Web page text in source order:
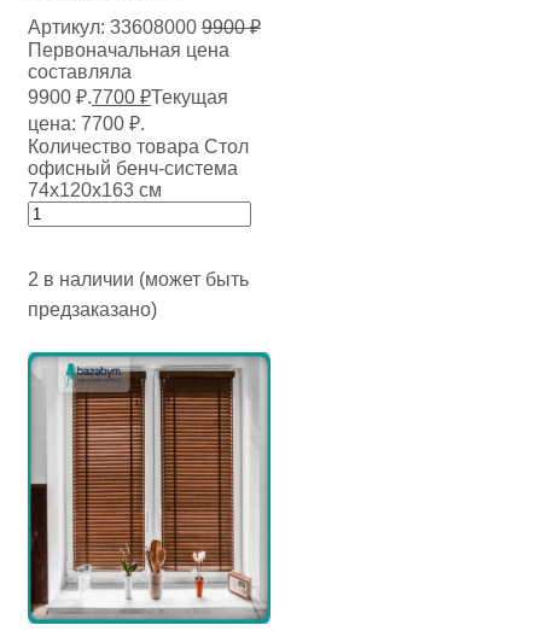
Артикул: 33608000 9900₽
Первоначальная цена
составляла
9900 ₽.7700 ₽Текущая
цена: 7700 ₽.
Количество товара Стол
офисный бенч-система
74х120х163 см
2 в наличии (может быть
предзаказано)